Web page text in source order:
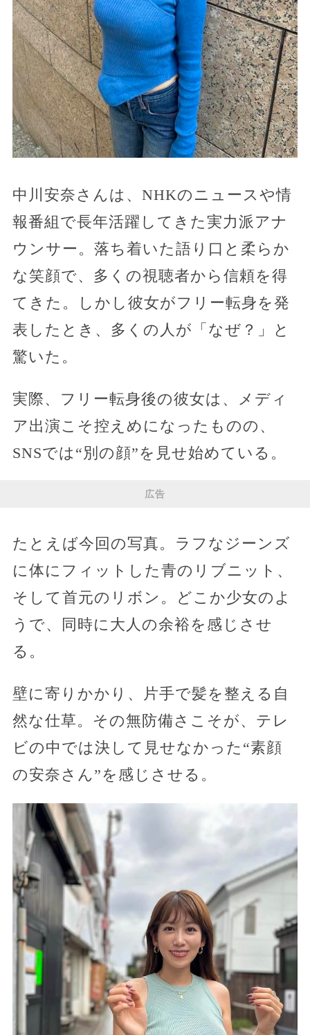
中川安奈さんは、NHKのニュースや情
報番組で長年活躍してきた実力派アナ
ウンサー。落ち着いた語り口と柔らか
な笑顔で、多くの視聴者から信頼を得
てきた。しかし彼女がフリー転身を発
表したとき、多くの人が「なぜ？」と
驚いた。
実際、フリー転身後の彼女は、メディ
ア出演こそ控えめになったものの、
SNSでは“別の顔”を見せ始めている。
広告
たとえば今回の写真。ラフなジーンズ
に体にフィットした青のリブニット、
そして首元のリボン。どこか少女のよ
うで、同時に大人の余裕を感じさせ
る。
壁に寄りかかり、片手で髪を整える自
然な仕草。その無防備さこそが、テレ
ビの中では決して見せなかった“素顔
の安奈さん”を感じさせる。